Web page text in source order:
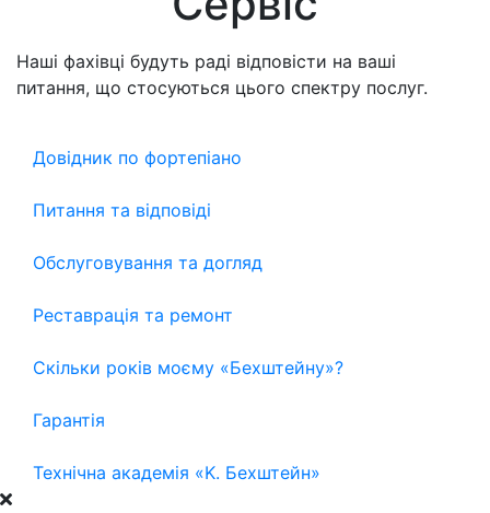
Наші фахівці будуть раді відповісти на ваші
питання, що стосуються цього спектру послуг.
Довідник по фортепіано
Питання та відповіді
Обслуговування та догляд
Реставрація та ремонт
Скільки років моєму «Бехштейну»?
Гарантія
Технічна академія «K. Бехштейн»